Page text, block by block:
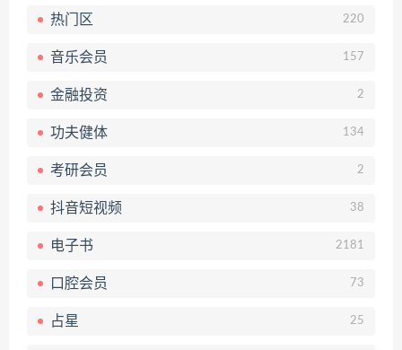
热门区 220
音乐会员 157
金融投资 2
功夫健体 134
考研会员 2
抖音短视频 38
电子书 2181
口腔会员 73
占星 25